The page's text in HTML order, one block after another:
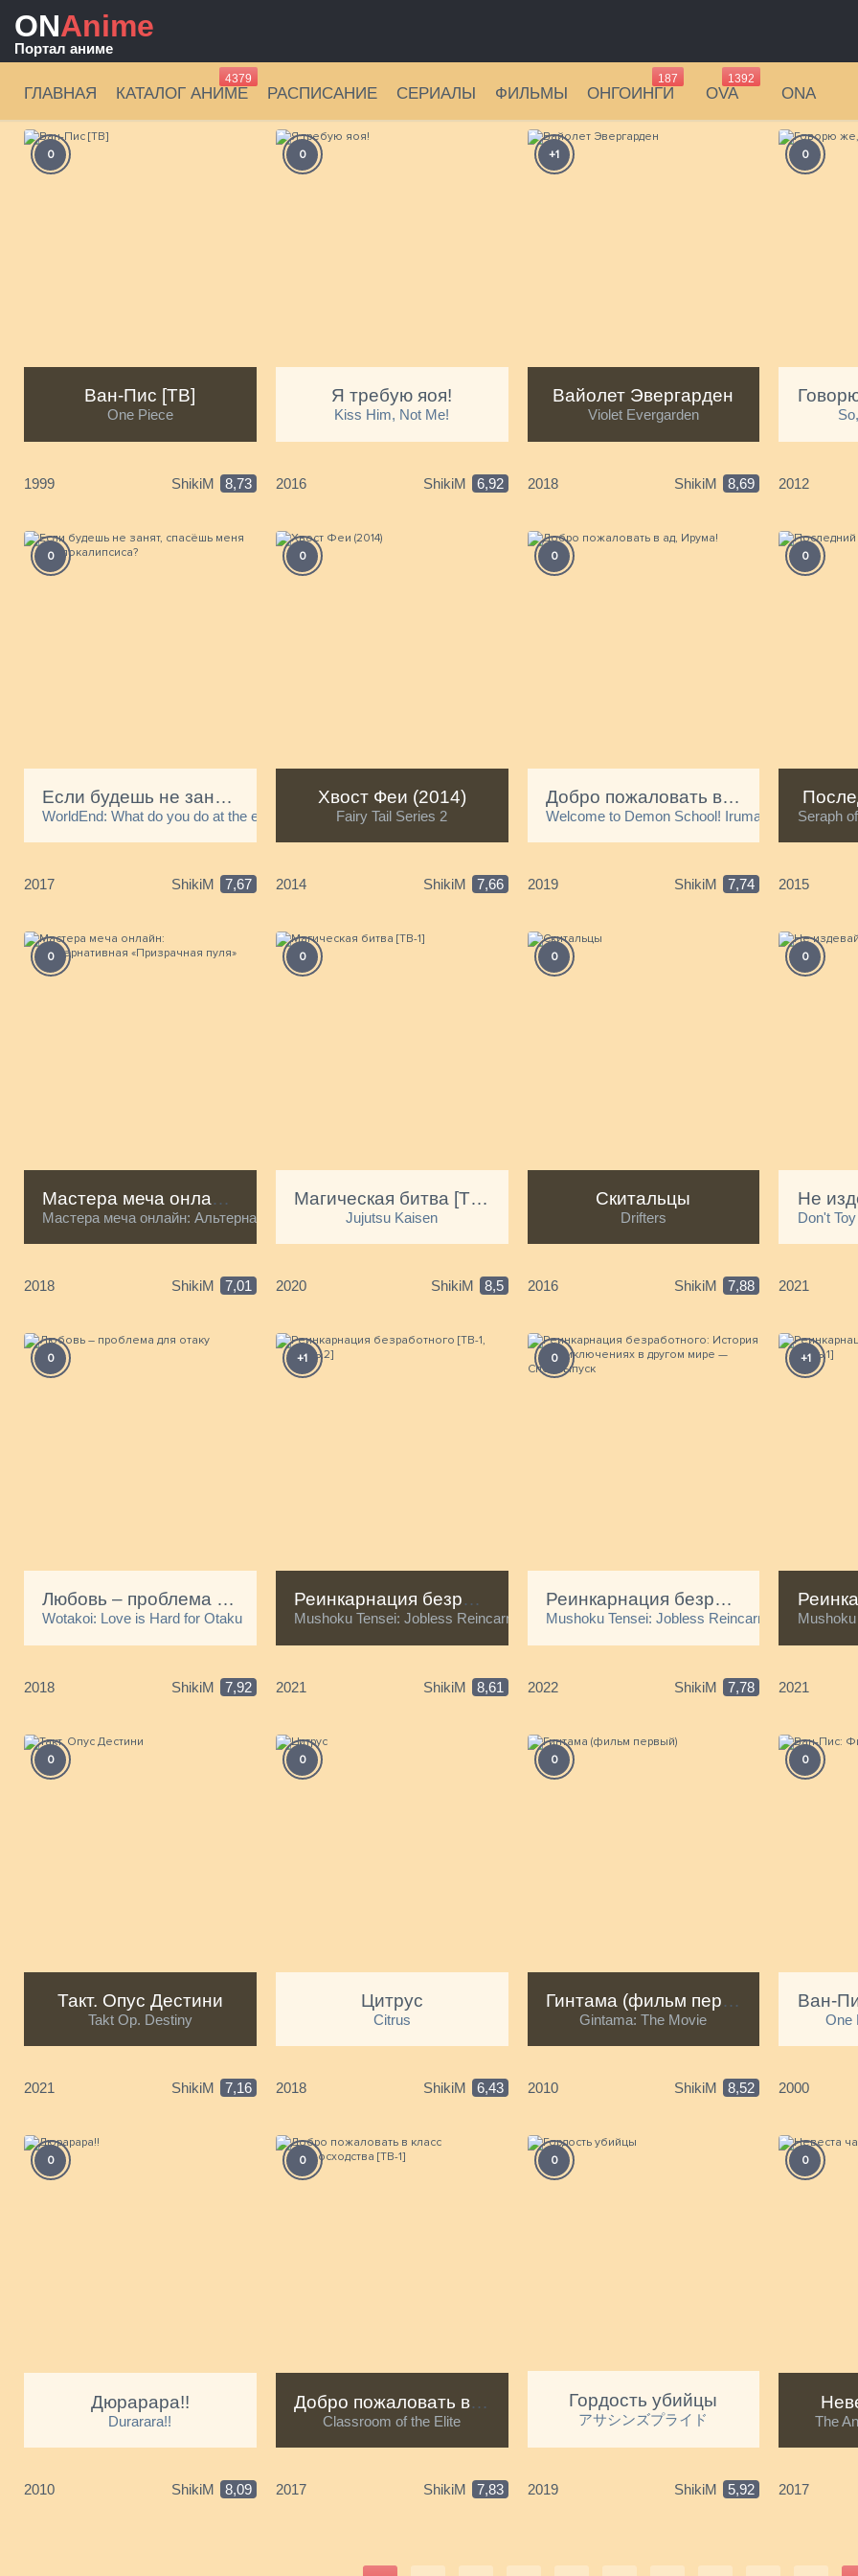
0
Ван-Пис [ТВ]
One Piece
1999 ShikiM 8,73
0
Я требую яоя!
Kiss Him, Not Me!
2016 ShikiM 6,92
+1
Вайолет Эвергарден
Violet Evergarden
2018 ShikiM 8,69
0
2012
0
Если будешь не занят, спасёшь меня от апокалипсиса?
WorldEnd: What do you do at the end of the world? Are you busy? Will you save us?
2017 ShikiM 7,67
0
Хвост Феи (2014)
Fairy Tail Series 2
2014 ShikiM 7,66
0
Добро пожаловать в ад, Ирума!
Welcome to Demon School! Iruma-kun
2019 ShikiM 7,74
0
Seraph
2015
0
Мастера меча онлайн: Альтернативная «Призрачная пуля»
Мастера меча онлайн: Альтернативная призрачная пуля / Искусство Меча Онлайн Альтернатива - Gun Gale Online
2018 ShikiM 7,01
0
Магическая битва [ТВ-1]
Jujutsu Kaisen
2020 ShikiM 8,5
0
Скитальцы
Drifters
2016 ShikiM 7,88
0
Don't
2021
0
Любовь – проблема для отаку
Wotakoi: Love is Hard for Otaku
2018 ShikiM 7,92
+1
Реинкарнация безработного [ТВ-1, часть 2]
Mushoku Tensei: Jobless Reincarnation Part 2
2021 ShikiM 8,61
0
Реинкарнация безработного: История о приключениях в другом мире — Спецвыпуск
Mushoku Tensei: Jobless Reincarnation - Eris
2022 ShikiM 7,78
+1
Mushoku
2021
0
Такт. Опус Дестини
Takt Op. Destiny
2021 ShikiM 7,16
0
Цитрус
Citrus
2018 ShikiM 6,43
0
Гинтама (фильм первый)
Gintama: The Movie
2010 ShikiM 8,52
0
One
2000
0
Дюрарара!!
Durarara!!
2010 ShikiM 8,09
0
Добро пожаловать в класс превосходства [ТВ-1]
Classroom of the Elite
2017 ShikiM 7,83
0
Гордость убийцы
アサシンズプライド
2019 ShikiM 5,92
0
The
2017
ONAnime
Портал аниме
ГЛАВНАЯ КАТАЛОГ АНИМЕ
4379
РАСПИСАНИЕ СЕРИАЛЫ ФИЛЬМЫ ОНГОИНГИ
187
OVA
1392
ONA